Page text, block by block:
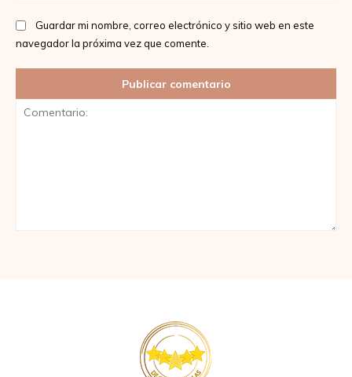
Guardar mi nombre, correo electrónico y sitio web en este
navegador la próxima vez que comente.